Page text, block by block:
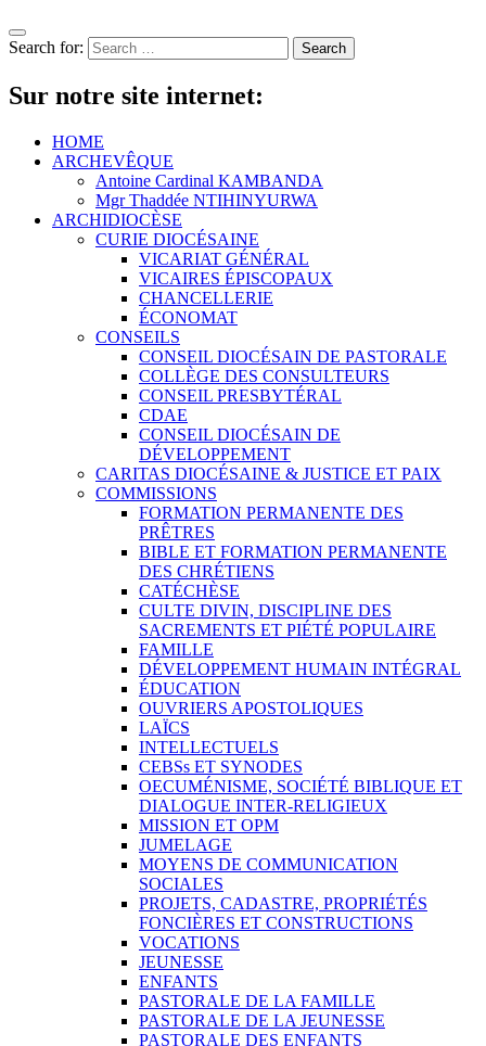
Search for:
Sur notre site internet:
HOME
ARCHEVÊQUE
Antoine Cardinal KAMBANDA
Mgr Thaddée NTIHINYURWA
ARCHIDIOCÈSE
CURIE DIOCÉSAINE
VICARIAT GÉNÉRAL
VICAIRES ÉPISCOPAUX
CHANCELLERIE
ÉCONOMAT
CONSEILS
CONSEIL DIOCÉSAIN DE PASTORALE
COLLÈGE DES CONSULTEURS
CONSEIL PRESBYTÉRAL
CDAE
CONSEIL DIOCÉSAIN DE
DÉVELOPPEMENT
CARITAS DIOCÉSAINE & JUSTICE ET PAIX
COMMISSIONS
FORMATION PERMANENTE DES
PRÊTRES
BIBLE ET FORMATION PERMANENTE
DES CHRÉTIENS
CATÉCHÈSE
CULTE DIVIN, DISCIPLINE DES
SACREMENTS ET PIÉTÉ POPULAIRE
FAMILLE
DÉVELOPPEMENT HUMAIN INTÉGRAL
ÉDUCATION
OUVRIERS APOSTOLIQUES
LAÏCS
INTELLECTUELS
CEBSs ET SYNODES
OECUMÉNISME, SOCIÉTÉ BIBLIQUE ET
DIALOGUE INTER-RELIGIEUX
MISSION ET OPM
JUMELAGE
MOYENS DE COMMUNICATION
SOCIALES
PROJETS, CADASTRE, PROPRIÉTÉS
FONCIÈRES ET CONSTRUCTIONS
VOCATIONS
JEUNESSE
ENFANTS
PASTORALE DE LA FAMILLE
PASTORALE DE LA JEUNESSE
PASTORALE DES ENFANTS